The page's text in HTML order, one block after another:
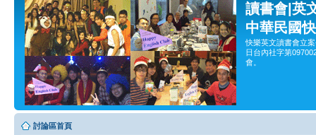
讀書會|英
中華民國
快樂英文讀書會立
日台內社字第
會。
討論區首頁